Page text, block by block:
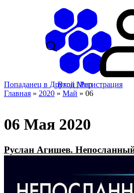
Попаданец в Другой Мир
Вход |Регистрация
Главная » 2020 » Май » 06
06 Мая 2020
Руслан Агишев.